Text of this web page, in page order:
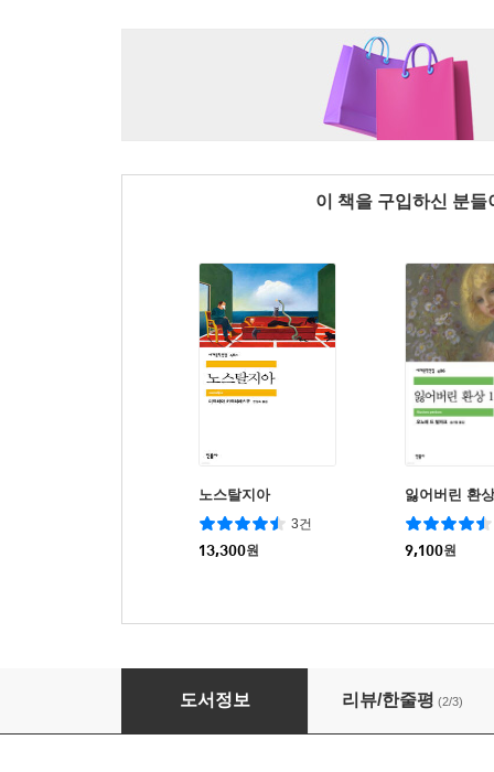
이 책을 구입하신 분
노스탈지아
3건
13,300원
잃어버린 환
9,100원
사교계의 영광과 비참 1
도서정보 리뷰/한줄평 (2/3)